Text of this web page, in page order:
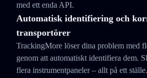
med ett enda API.
Automatisk identifiering och
transportörer
TrackingMore löser dina problem med
genom att automatiskt identifiera dem.
flera instrumentpaneler – allt på ett ställe.